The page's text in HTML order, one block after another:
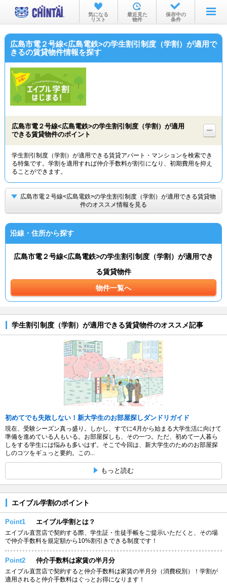
お部屋を探す
沿線・駅から
不動産会社から
気になる
リスト
最近見た
物件
保存中の
条件
広島市電２号線<広島電鉄>の学生割引制度（学割）が適用で
きるの賃貸物件情報を探す
広島市電２号線<広島電鉄>の学生割引制度（学割）が適用
できる賃貸物件のポイント
学生割引制度（学割）が適用できる賃貸アパート・マンションを検索でき
る特集です。学割を適用すれば仲介手数料が割引になり、初期費用を抑え
ることができます。
広島市電２号線<広島電鉄>の学生割引制度（学割）が適用できる賃貸物
件のオススメ情報を見る
沿線・住所から探す
広島市電２号線<広島電鉄>の学生割引制度（学割）が適用でき
る賃貸物件
物件一覧へ
学生割引制度（学割）が適用できる賃貸物件のオススメ記事
初めてでも失敗しない！新大学生のお部屋探しダンドリガイド
現在、受験シーズン真っ盛り。しかし、すでに4月から始まる大学生活に向けて
準備を進めている人もいる。お部屋探しも、その一つ。ただ、初めて一人暮ら
しをする学生には悩みも多いはず。そこで今回は、新大学生のためのお部屋探
しのコツをギュっと要約。この...
もっと読む
エイブル学割のポイント
Point1 エイブル学割とは？
エイブル直営店で契約する際、学生証・生徒手帳をご提示いただくと、その場
で仲介手数料を規定額から10%割引きできる制度です！
Point2 仲介手数料は家賃の半月分
エイブル直営店で契約すると仲介手数料は家賃の半月分（消費税別）！学割が
適用されると仲介手数料はぐっとお得になります！